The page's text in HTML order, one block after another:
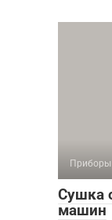
Приборы
Сушка
машин